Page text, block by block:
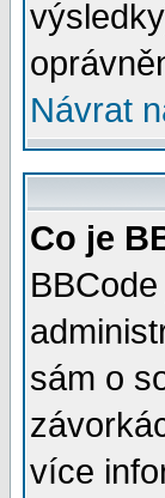
Návrat
Co je
sám o
více